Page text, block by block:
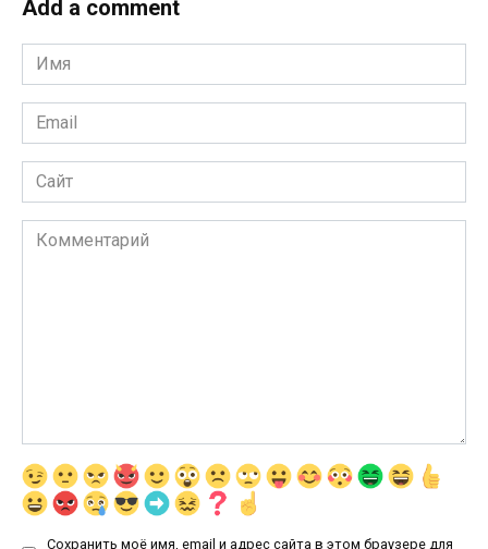
Add a comment
Имя
*
Email
*
Сайт
Комментарий
Сохранить моё имя, email и адрес сайта в этом браузере для